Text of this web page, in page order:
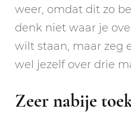
weer, omdat dit zo
denk niet waar je
wilt staan, maar zeg
wel jezelf over drie
Zeer nabije